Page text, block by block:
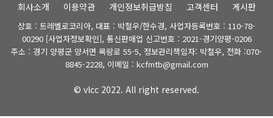
회사소개 이용약관 개인정보취급방침 고객센터 게시판
상호 : 트레벨로코리아, 대표 : 박철우/한수경, 사업자등록번호 : 110-78-
00290 [사업자정보확인], 통신판매업 신고번호 : 2021-경기양평-0206
주소 : 경기 양평군 양서면 목왕로 55-5, 정보관리책임자: 박철우, 전화 :070-
8845-2228, 이메일 : kcfmtb@gmail.com
© vlcc 2022. All right reserved.